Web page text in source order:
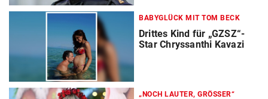
BABYGLÜCK MIT TOM BECK
Drittes Kind für „GZSZ“-
Star Chryssanthi Kavazi
„NOCH LAUTER, GRÖSSER“